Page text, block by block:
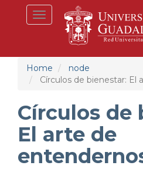
Toggle
navigation
Home
node
Círculos de bienestar: El
Círculos de
El arte de